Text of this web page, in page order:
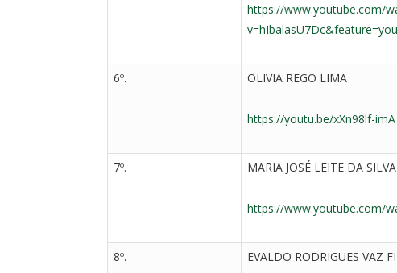
https://www.youtube.com/
6º. OLIVIA REGO LIMA
https://youtu.be/xXn98lf-imA
7º. MARIA JOSÉ LEITE DA SILVA
https://www.youtube.com/
8º. EVALDO RODRIGUES VAZ